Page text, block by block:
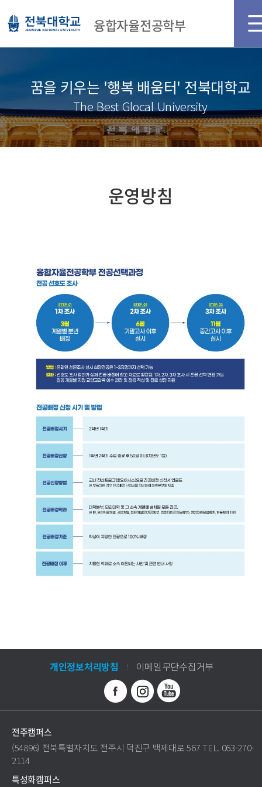
융합자율전공학부
꿈을 키우는 '행복 배움터' 전북대학교
The Best Glocal University
운영방침
개인정보처리방침 이메일무단수집거부
전주캠퍼스
(54896) 전북특별자치도 전주시 덕진구 백제대로 567 TEL. 063-270-
2114
특성화캠퍼스